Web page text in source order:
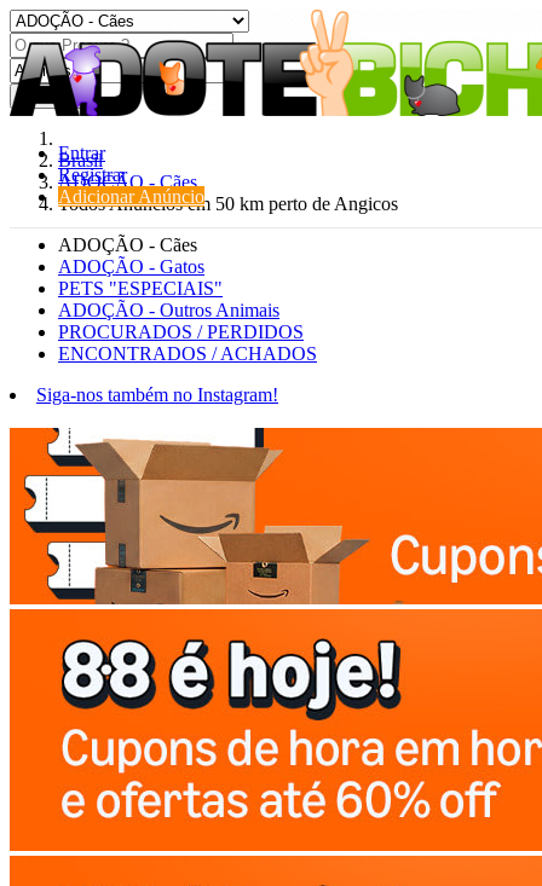
Entrar
Registrar
Adicionar Anúncio
Procurar
Brasil
ADOÇÃO - Cães
Todos Anúncios em 50 km perto de Angicos
ADOÇÃO - Cães
ADOÇÃO - Gatos
PETS "ESPECIAIS"
ADOÇÃO - Outros Animais
PROCURADOS / PERDIDOS
ENCONTRADOS / ACHADOS
Siga-nos também no Instagram!